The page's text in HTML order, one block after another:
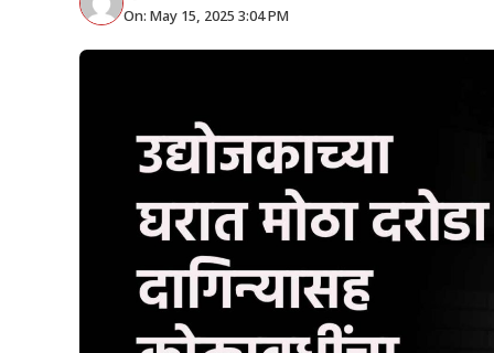
On: May 15, 2025 3:04 PM